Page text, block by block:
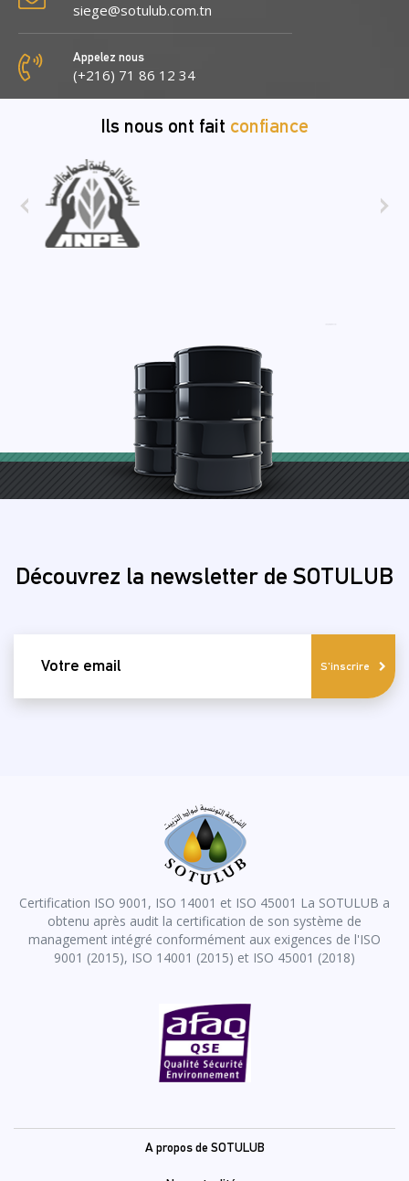
siege@sotulub.com.tn
Appelez nous
(+216) 71 86 12 34
Ils nous ont fait confiance
‹ ›
Découvrez la newsletter de SOTULUB
S'inscrire
Certification ISO 9001, ISO 14001 et ISO 45001 La SOTULUB a
obtenu après audit la certification de son système de
management intégré conformément aux exigences de l'ISO
9001 (2015), ISO 14001 (2015) et ISO 45001 (2018)
A propos de SOTULUB